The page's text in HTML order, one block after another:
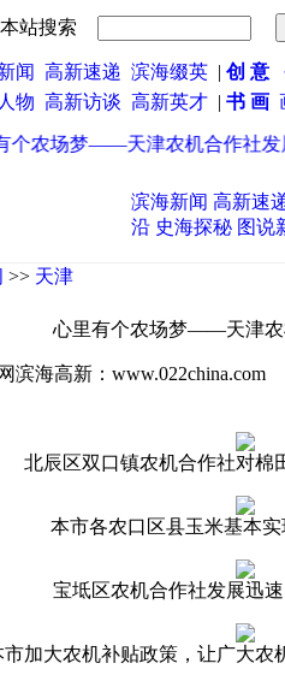
本站搜索
闻 高新速递 滨海缀英| 创 意
物 高新访谈 高新英才 | 书 画
场梦——天津农机合作社发展调
滨海新闻 高新速
沿 史海探秘 图说
>> 天津
心里有个农场梦——天津农
滨海高新：www.022china.com
辰区双口镇农机合作社对棉田
本市各农口区县玉米基本实
宝坻区农机合作社发展迅速
大农机补贴政策，让广大农机